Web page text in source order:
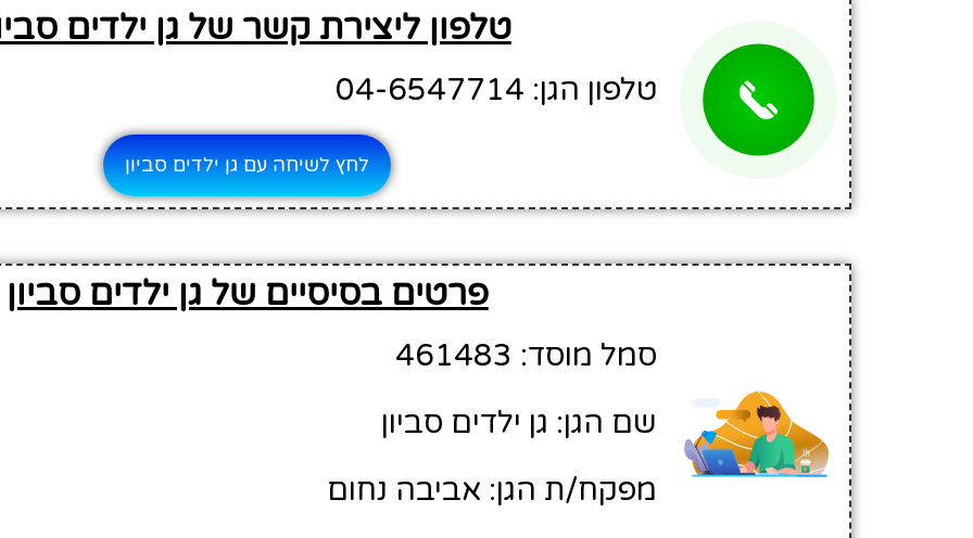
טלפון ליצירת קשר של גן ילדים
טלפון הגן: 04-6547714
לחץ לשיחה עם גן ילדים סביון
פרטים בסיסיים של גן ילדים סביון
סמל מוסד: 461483
שם הגן: גן ילדים סביון
מפקח/ת הגן: אביבה נחום